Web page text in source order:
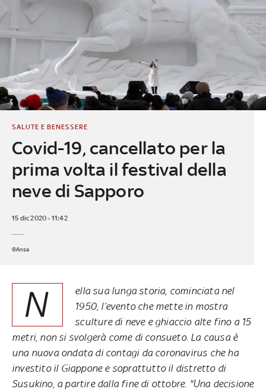
Covid-19, cancellato per la
prima volta il festival della
neve di Sapporo
SALUTE E BENESSERE
15 dic 2020 - 11:42
©Ansa
N
ella sua lunga storia, cominciata nel
1950, l’evento che mette in mostra
sculture di neve e ghiaccio alte fino a 15
metri, non si svolgerà come di consueto. La causa è
una nuova ondata di contagi da coronavirus che ha
investito il Giappone e soprattutto il distretto di
Susukino, a partire dalla fine di ottobre. "Una decisione